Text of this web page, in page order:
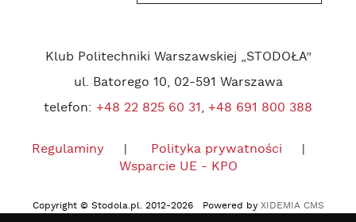
Klub Politechniki Warszawskiej „STODOŁA”
ul. Batorego 10, 02-591 Warszawa
telefon: +48 22 825 60 31, +48 691 800 388
Regulaminy
Polityka prywatności
Wsparcie UE - KPO
Copyright © Stodola.pl. 2012-2026 Powered by XIDEMIA CMS